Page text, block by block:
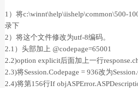
1）将c:\winnt\help\iishelp\common\500-
录下
2）将这个文件修改为utf-8编码。
2.1）头部加上 @codepage=65001
2.2)option explicit后面加上一行
2.3)将Session.Codepage = 936改为
2.4)将第156行If